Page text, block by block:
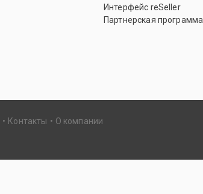
Интерфейс reSeller
Партнерская программа
Контакты О компании